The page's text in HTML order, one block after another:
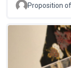
Proposition